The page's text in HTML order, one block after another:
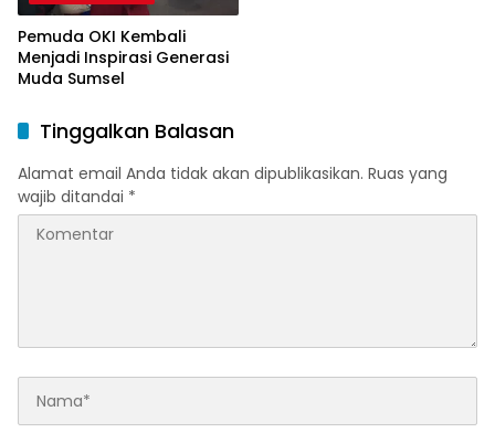
Pemuda OKI Kembali
Menjadi Inspirasi Generasi
Muda Sumsel
Tinggalkan Balasan
Alamat email Anda tidak akan dipublikasikan. Ruas yang
wajib ditandai *